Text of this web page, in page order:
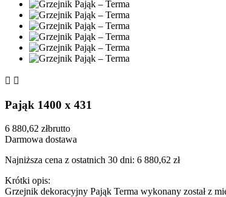
 
Pająk 1400 x 431
6 880,62 złbrutto
Darmowa dostawa
Najniższa cena z ostatnich 30 dni: 6 880,62 zł
Krótki opis:
Grzejnik dekoracyjny Pająk Terma wykonany został z